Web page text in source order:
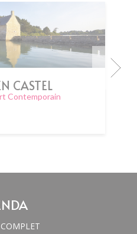
CASTEL
Contemporain